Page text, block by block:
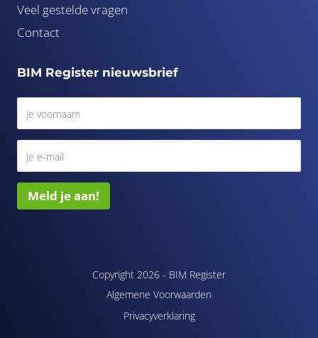
Veel gestelde vragen
Contact
BIM Register nieuwsbrief
Meld je aan!
Copyright 2026 - BIM Register
Algemene Voorwaarden
Privacyverklaring